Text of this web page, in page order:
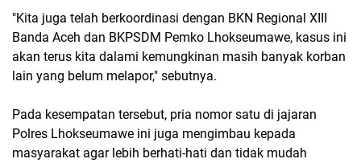
"Kita juga telah berkoordinasi dengan BKN Regional XIII
Banda Aceh dan BKPSDM Pemko Lhokseumawe, kasus ini
akan terus kita dalami kemungkinan masih banyak korban
lain yang belum melapor," sebutnya.
Pada kesempatan tersebut, pria nomor satu di jajaran
Polres Lhokseumawe ini juga mengimbau kepada
masyarakat agar lebih berhati-hati dan tidak mudah